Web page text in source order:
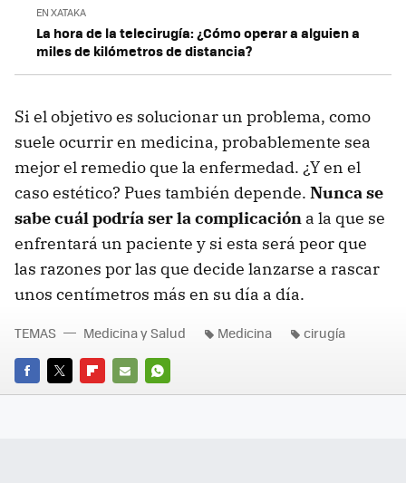
EN XATAKA
La hora de la telecirugía: ¿Cómo operar a alguien a
miles de kilómetros de distancia?
Si el objetivo es solucionar un problema, como
suele ocurrir en medicina, probablemente sea
mejor el remedio que la enfermedad. ¿Y en el
caso estético? Pues también depende. Nunca se
sabe cuál podría ser la complicación a la que se
enfrentará un paciente y si esta será peor que
las razones por las que decide lanzarse a rascar
unos centímetros más en su día a día.
FACEBOOK
TWITTERFLIPBOARD
E-
WHATSAPP
TEMAS Medicina y Salud Medicina cirugía